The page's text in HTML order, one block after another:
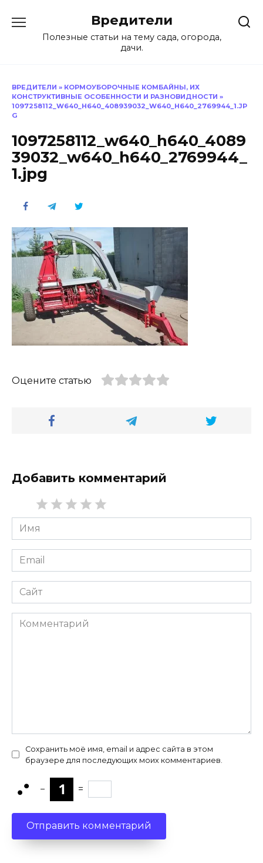
содержанию
Вредители
Полезные статьи на тему сада, огорода,
дачи.
ВРЕДИТЕЛИ » КОРМОУБОРОЧНЫЕ КОМБАЙНЫ, ИХ
КОНСТРУКТИВНЫЕ ОСОБЕННОСТИ И РАЗНОВИДНОСТИ »
1097258112_W640_H640_408939032_W640_H640_2769944_1.JP
G
1097258112_w640_h640_4089
39032_w640_h640_2769944_
1.jpg
Оцените статью
Добавить комментарий
Имя
*
Email
*
Сайт
Комментарий
Сохранить моё имя, email и адрес сайта в этом
браузере для последующих моих комментариев.
− =